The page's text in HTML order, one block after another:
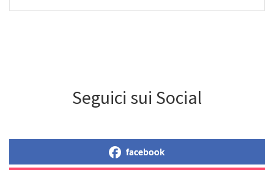
Seguici sui Social
facebook